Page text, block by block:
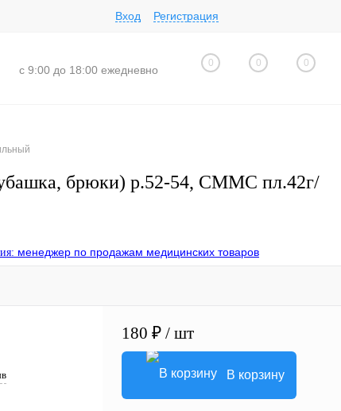
Вход Регистрация
с 9:00 до 18:00 ежедневно
0 0 0
брюки) р.52-54, СММС пл.42г/
по продажам медицинских товаров
180 ₽ / шт
В корзину